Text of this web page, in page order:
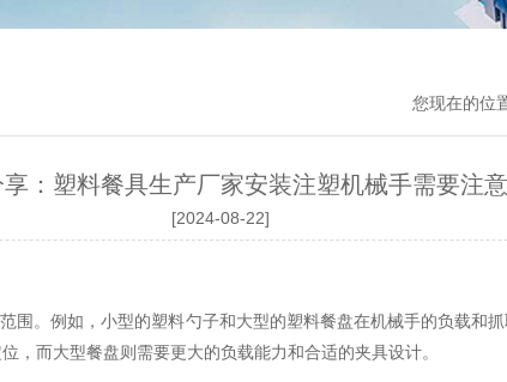
您现在的位
：塑料餐具生产厂家安装注塑机械手需要注
[2024-08-22]
。例如，小型的塑料勺子和大型的塑料餐盘在机械手的负载和
，而大型餐盘则需要更大的负载能力和合适的夹具设计。